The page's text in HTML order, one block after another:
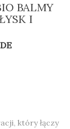
BALMY
I
który łączy